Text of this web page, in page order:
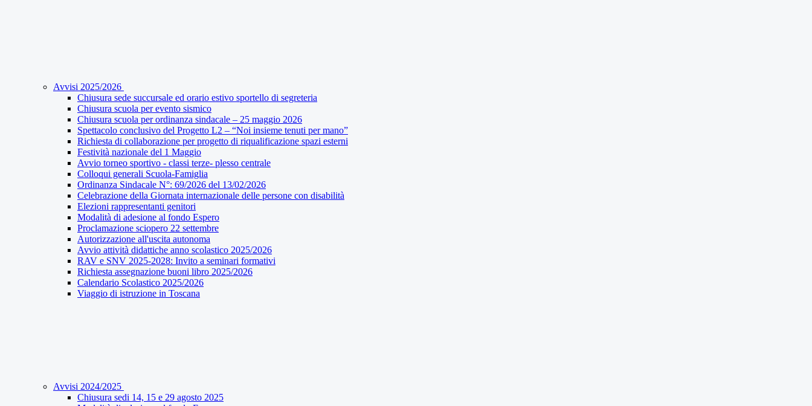
Avvisi 2025/2026
Chiusura sede succursale ed orario estivo sportello di segreteria
Chiusura scuola per evento sismico
Chiusura scuola per ordinanza sindacale – 25 maggio 2026
Spettacolo conclusivo del Progetto L2 – “Noi insieme tenuti per mano”
Richiesta di collaborazione per progetto di riqualificazione spazi esterni
Festività nazionale del 1 Maggio
Avvio torneo sportivo - classi terze- plesso centrale
Colloqui generali Scuola-Famiglia
Ordinanza Sindacale N°: 69/2026 del 13/02/2026
Celebrazione della Giornata internazionale delle persone con disabilità
Elezioni rappresentanti genitori
Modalità di adesione al fondo Espero
Proclamazione sciopero 22 settembre
Autorizzazione all'uscita autonoma
Avvio attività didattiche anno scolastico 2025/2026
RAV e SNV 2025-2028: Invito a seminari formativi
Richiesta assegnazione buoni libro 2025/2026
Calendario Scolastico 2025/2026
Viaggio di istruzione in Toscana
Avvisi 2024/2025
Chiusura sedi 14, 15 e 29 agosto 2025